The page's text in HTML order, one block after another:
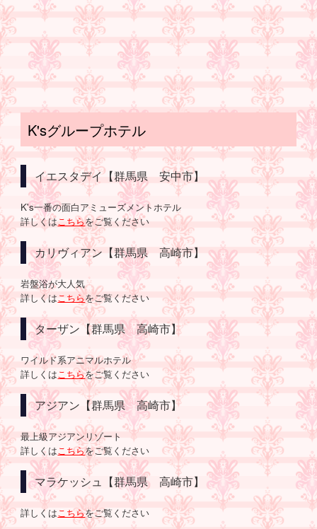
K'sグループホテル
イエスタデイ【群馬県 安中市】
K's一番の面白アミューズメントホテル
詳しくはこちらをご覧ください
カリヴィアン【群馬県 高崎市】
岩盤浴が大人気
詳しくはこちらをご覧ください
ターザン【群馬県 高崎市】
ワイルド系アニマルホテル
詳しくはこちらをご覧ください
アジアン【群馬県 高崎市】
最上級アジアンリゾート
詳しくはこちらをご覧ください
マラケッシュ【群馬県 高崎市】
詳しくはこちらをご覧ください